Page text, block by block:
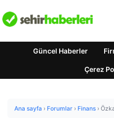
Güncel Haberler
Çerez
Ana sayfa › Forumlar › Finans ›